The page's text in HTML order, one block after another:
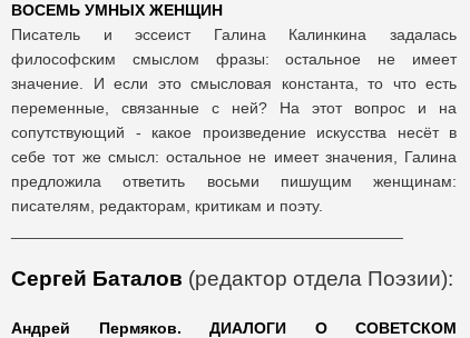
ВОСЕМЬ УМНЫХ ЖЕНЩИН
Писатель и эссеист Галина Калинкина задалась
философским смыслом фразы: остальное не имеет
значение. И если это смысловая константа, то что есть
переменные, связанные с ней? На этот вопрос и на
сопутствующий - какое произведение искусства несёт в
себе тот же смысл: остальное не имеет значения, Галина
предложила ответить восьми пишущим женщинам:
писателям, редакторам, критикам и поэту.
Сергей Баталов (редактор отдела Поэзии):
Андрей Пермяков. ДИАЛОГИ О СОВЕТСКОМ